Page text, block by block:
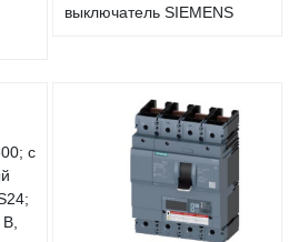
выключатель SIEMENS